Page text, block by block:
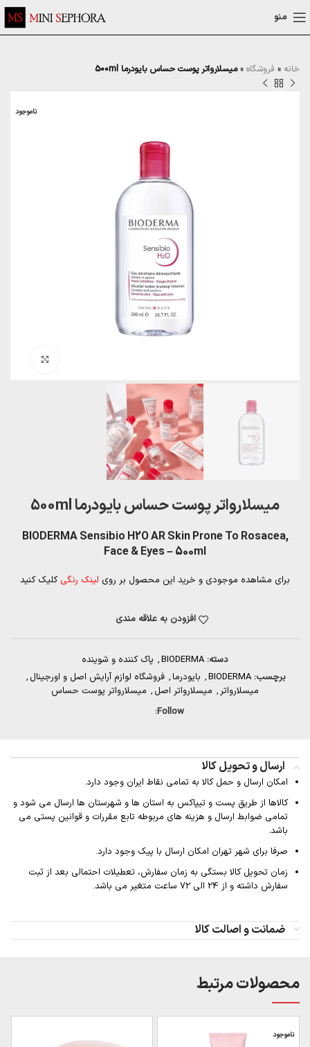
منو
خانه » فروشگاه »میسلارواتر پوست حساس بایودرما 500ml
ناموجود
میسلارواتر پوست حساس بایودرما 500ml
BIODERMA Sensibio H2O AR Skin Prone To Rosacea,
Face & Eyes – 500ml
برای مشاهده موجودی و خرید این محصول بر روی لینک رنگی کلیک کنید
افزودن به علاقه مندی
دسته: BIODERMA
, پاک کننده و شوینده
برچسب: BIODERMA
, بایودرما , فروشگاه لوازم آرایش اصل و اورجینال ,
میسلارواتر , میسلارواتر اصل , میسلارواتر پوست حساس
Follow:
ارسال و تحویل کالا
امکان ارسال و حمل کالا به تمامی نقاط ایران وجود دارد.
کالاها از طریق پست و تیپاکس به استان ها و شهرستان ها ارسال می شود و
تمامی ضوابط ارسال و هزینه های مربوطه تابع مقررات و قوانین پستی می
باشد.
صرفا برای شهر تهران امکان ارسال با پیک وجود دارد.
زمان تحویل کالا بستگی به زمان سفارش، تعطیلات احتمالی بعد از ثبت
سفارش داشته و از 24 الی 72 ساعت متغیر می باشد.
ضمانت و اصالت کالا
محصولات مرتبط
ناموجود